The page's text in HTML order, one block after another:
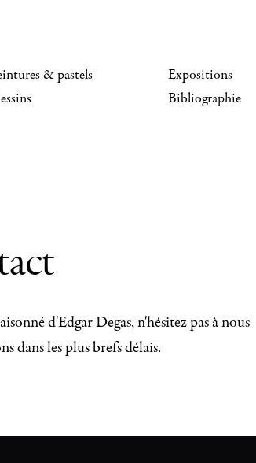
& pastels
Expositions
Bibliographie
d'Edgar Degas, n'hésitez pas à nous
dans les plus brefs délais.